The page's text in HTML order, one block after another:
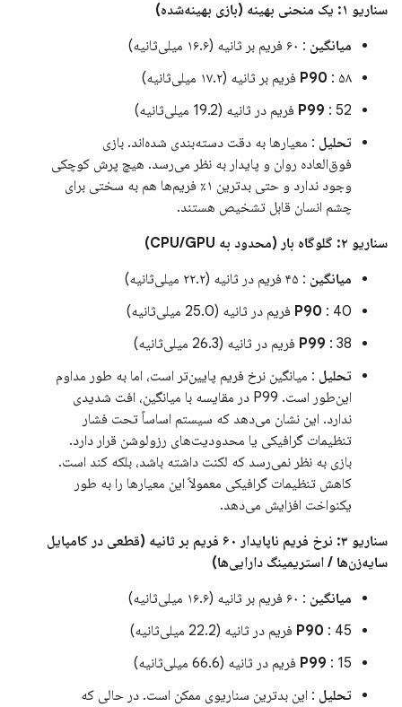
سناریو ۱: یک منحنی بهینه (بازی بهینه‌شده)
میانگین : ۶۰ فریم بر ثانیه (۱۶.۶ میلی‌ثانیه)
P90 : ۵۸ فریم بر ثانیه (۱۷.۲ میلی‌ثانیه)
P99 : 52 فریم در ثانیه (19.2 میلی‌ثانیه)
تحلیل : معیارها به دقت دسته‌بندی شده‌اند. بازی
فوق‌العاده روان و پایدار به نظر می‌رسد. هیچ پرش کوچکی
وجود ندارد و حتی بدترین ۱٪ فریم‌ها هم به سختی برای
چشم انسان قابل تشخیص هستند.
سناریو ۲: گلوگاه بار (محدود به CPU/GPU)
میانگین : ۴۵ فریم در ثانیه (۲۲.۲ میلی‌ثانیه)
P90 : 40 فریم در ثانیه (25.0 میلی‌ثانیه)
P99 : 38 فریم در ثانیه (26.3 میلی‌ثانیه)
تحلیل : میانگین نرخ فریم پایین‌تر است، اما به طور مداوم
این‌طور است. P99 در مقایسه با میانگین، افت شدیدی
ندارد. این نشان می‌دهد که سیستم اساساً تحت فشار
تنظیمات گرافیکی یا محدودیت‌های رزولوشن قرار دارد.
بازی به نظر نمی‌رسد که لکنت داشته باشد، بلکه کند است.
کاهش تنظیمات گرافیکی معمولاً این معیارها را به طور
یکنواخت افزایش می‌دهد.
سناریو ۳: نرخ فریم ناپایدار ۶۰ فریم بر ثانیه (قطعی در کامپایل
سایه‌زن‌ها / استریمینگ دارایی‌ها)
میانگین : ۶۰ فریم بر ثانیه (۱۶.۶ میلی‌ثانیه)
P90 : 45 فریم در ثانیه (22.2 میلی‌ثانیه)
P99 : 15 فریم در ثانیه (66.6 میلی‌ثانیه)
تحلیل : این بدترین سناریوی ممکن است. در حالی که